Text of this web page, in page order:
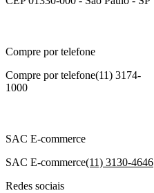
Compre por telefone
Compre por telefone(11) 3174-
1000
SAC E-commerce
SAC E-commerce(11) 3130-4646
Redes sociais